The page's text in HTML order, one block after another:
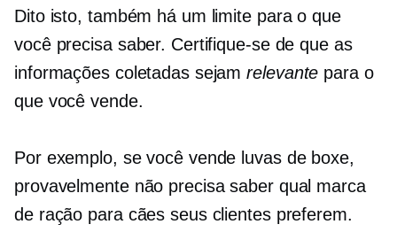
Dito isto, também há um limite para o que
você precisa saber. Certifique-se de que as
informações coletadas sejamrelevante para o
que você vende.
Por exemplo, se você vende luvas de boxe,
provavelmente não precisa saber qual marca
de ração para cães seus clientes preferem.